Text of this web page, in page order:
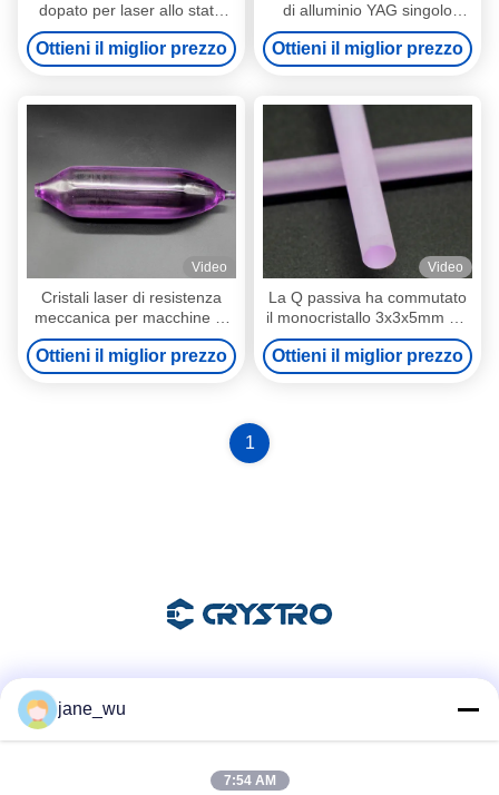
dopato per laser allo stato
solido
Ottieni il miglior prezzo
di alluminio YAG singolo
Crystal Dia 8mm
Ottieni il miglior prezzo
Video
Cristali laser di resistenza
meccanica per macchine di
taglio e saldatura a laser
Ottieni il miglior prezzo
Video
La Q passiva ha commutato
il monocristallo 3x3x5mm del
laser YAG di DPSS 1064nm
Ottieni il miglior prezzo
1
jane_wu
7:54 AM